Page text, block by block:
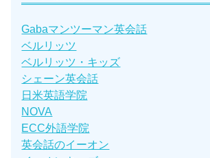
Gabaマンツーマン英会話
ベルリッツ
ベルリッツ・キッズ
シェーン英会話
日米英語学院
NOVA
ECC外語学院
英会話のイーオン